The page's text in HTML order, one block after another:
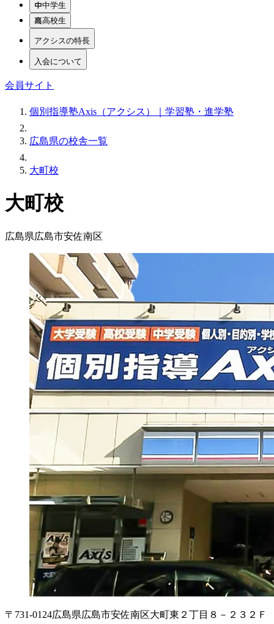
中学生
高校生
アクシスの特長
入会について
会員サイト
個別指導塾Axis（アクシス）｜学習塾・進学塾
広島県の校舎一覧
大町校
大町校
広島県広島市安佐南区
〒731-0124広島県広島市安佐南区大町東２丁目８－２３ ２Ｆ